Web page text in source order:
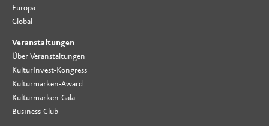
Europa
Global
Veranstaltungen
Über Veranstaltungen
KulturInvest-Kongress
Kulturmarken-Award
Kulturmarken-Gala
Business-Club